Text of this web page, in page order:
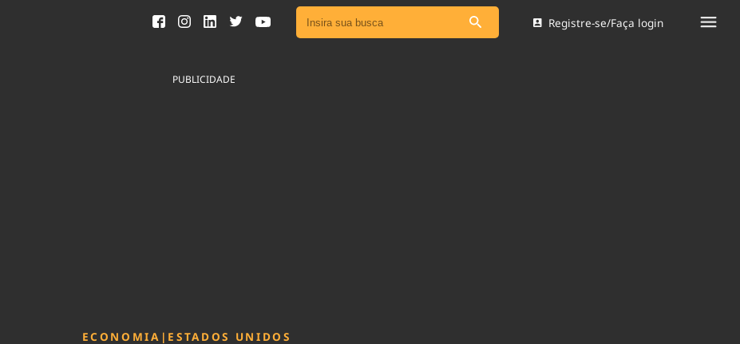
Ver todas as notícias
Registre-se/Faça login
PUBLICIDADE
ECONOMIA | ESTADOS UNIDOS